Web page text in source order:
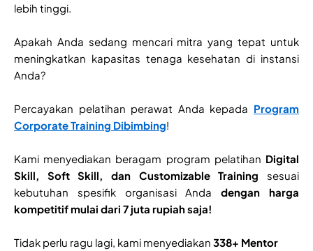
lebih tinggi.
Apakah Anda sedang mencari mitra yang tepat untuk
meningkatkan kapasitas tenaga kesehatan di instansi
Anda?
Percayakan pelatihan perawat Anda kepada Program
Corporate Training Dibimbing!
Kami menyediakan beragam program pelatihan Digital
Skill, Soft Skill, dan Customizable Training sesuai
kebutuhan spesifik organisasi Andadengan harga
kompetitif mulai dari 7 juta rupiah saja!
Tidak perlu ragu lagi, kami menyediakan 338+ Mentor